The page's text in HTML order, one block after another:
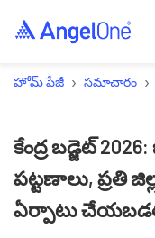
హోమ్ పేజీ › సమాచారం ›
కేంద్ర బడ్జెట్
పట్టణాలు, ప్రతి
ఏర్పాటు